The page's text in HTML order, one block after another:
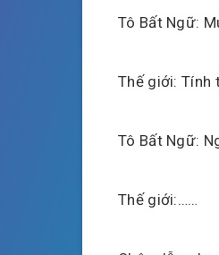
Tô Bất Ngữ:
Thế giới: Tính
Tô Bất Ngữ:
Thế giới:……